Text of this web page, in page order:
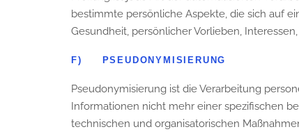
bestimmte persönliche Aspekte, die sich auf
Gesundheit, persönlicher Vorlieben,
F) PSEUDONYMISIERUNG
Pseudonymisierung ist die Verarbeitung
Informationen nicht mehr einer spezifischen
technischen und organisatorischen